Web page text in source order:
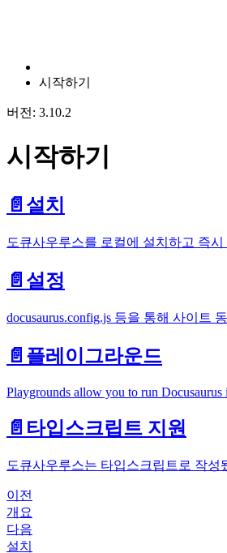
시작하기
버전: 3.10.2
시작하기
📄️ 설치
도큐사우루스를 로컬에 설치하고 즉
📄️ 설정
docusaurus.config.js 등을 통해 사이트
📄️ 플레이그라운드
Playgrounds allow you to run
📄️ 타입스크립트 지원
도큐사우루스는 타입스크립트로 작
이전
개요
다음
설치